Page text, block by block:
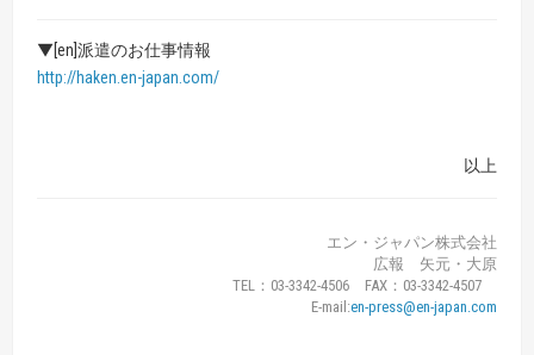
▼[en]派遣のお仕事情報
http://haken.en-japan.com/
以上
エン・ジャパン株式会社
広報 矢元・大原
TEL：03-3342-4506 FAX：03-3342-4507
E-mail:en-press@en-japan.com